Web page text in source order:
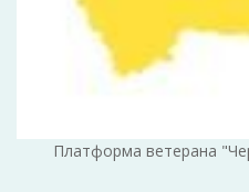
Платформа ветерана